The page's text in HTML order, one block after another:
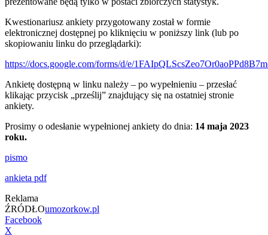
Kwestionariusz ankiety przygotowany został w formie
elektronicznej dostępnej po kliknięciu w poniższy link (lub po
skopiowaniu linku do przeglądarki):
https://docs.google.com/forms/d/e/
Ankietę dostępną w linku należy – po wypełnieniu – przesłać
klikając przycisk „prześlij” znajdujący się na ostatniej stronie
ankiety.
Prosimy o odesłanie wypełnionej ankiety do dnia: 14 maja 2023
roku.
pismo
ankieta pdf
Reklama
ŹRÓDŁOumozorkow.pl
Facebook
X